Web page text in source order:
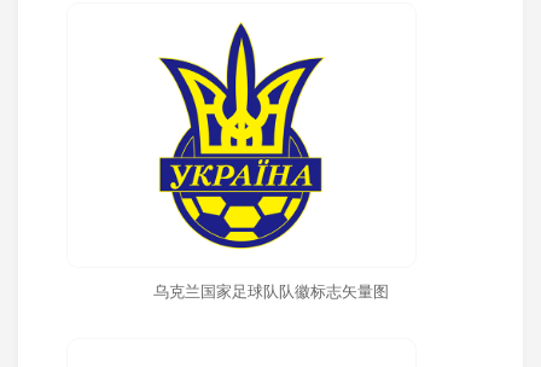
乌克兰国家足球队队徽标志矢量图